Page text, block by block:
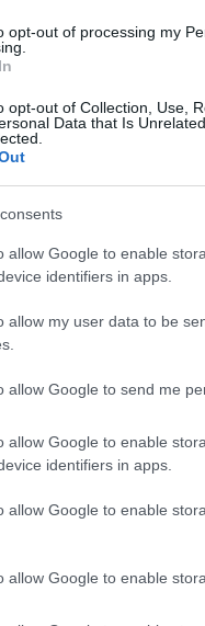
opt-out of processing my
opt-out of Collection, Use,
Data that Is
allow Google to enable
identifiers in apps.
allow my user data to be
allow Google to send me
allow Google to enable
identifiers in apps.
allow Google to enable
allow Google to enable
A Duna vonalának
Országszerte
Országos havazás
Meteorológiai